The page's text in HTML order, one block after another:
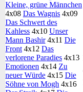
Kleine, grüne Männchen
4x08 Das Wagnis 4x09
Das Schwert des
Kahless 4x10 Unser
Mann Bashir4x11 Die
Front 4x12 Das
verlorene Paradies 4x13
Emotionen 4x14 Zu
neuer Würde 4x15 Die
Söhne von Mogh 4x16